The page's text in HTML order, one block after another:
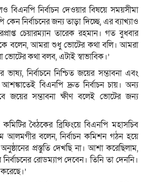
বিএনপি নির্বাচন দেওয়ার বিষয়ে সময়সীমা
কেন নির্বাচনের জন্য তাড়া দিচ্ছে, এর ব্যাখ্যাও
চেয়ারম্যান তারেক রহমান। গত বুধবার
বলেন, আমরা শুধু ভোটের কথা বলি। আমরা
কথা বলব, এটাই স্বাভাবিক।’
নির্বাচনে নিশ্চিত জয়ের সম্ভাবনা এবং
আশঙ্কাতেই বিএনপি দ্রুত নির্বাচন চায়। অন্য
জয়ের সম্ভাবনা ক্ষীণ বলেই ভোটের জন্য
বৈঠকের ব্রিফিংয়ে বিএনপি মহাসচিব
আলমগীর বলেন, নির্বাচন কমিশন গঠন হয়ে
প্রস্তুতি দেখছি না। আশা করেছিলাম,
নির্বাচনের রোডম্যাপ দেবেন। তিনি তা দেননি।